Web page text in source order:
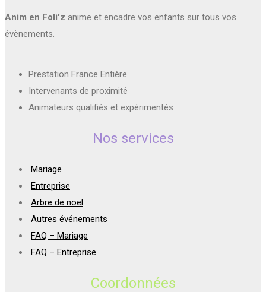
Anim en Foli'z anime et encadre vos enfants sur tous vos
évènements.
Prestation France Entière
Intervenants de proximité
Animateurs qualifiés et expérimentés
Nos services
Mariage
Entreprise
Arbre de noël
Autres événements
FAQ – Mariage
FAQ – Entreprise
Coordonnées